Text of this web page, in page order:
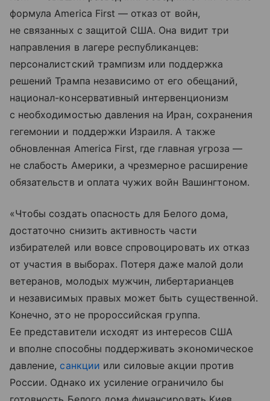
формула America First — отказ от войн,
не связанных с защитой США. Она видит три
направления в лагере республиканцев:
персоналистский трампизм или поддержка
решений Трампа независимо от его обещаний,
национал-консервативный интервенционизм
с необходимостью давления на Иран, сохранения
гегемонии и поддержки Израиля. А также
обновленная America First, где главная угроза —
не слабость Америки, а чрезмерное расширение
обязательств и оплата чужих войн Вашингтоном.
«Чтобы создать опасность для Белого дома,
достаточно снизить активность части
избирателей или вовсе спровоцировать их отказ
от участия в выборах. Потеря даже малой доли
ветеранов, молодых мужчин, либертарианцев
и независимых правых может быть существенной.
Конечно, это не пророссийская группа.
Ее представители исходят из интересов США
и вполне способны поддерживать экономическое
давление, санкции или силовые акции против
России. Однако их усиление ограничило бы